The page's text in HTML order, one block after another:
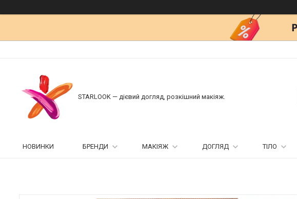
STARLOOK — дієвий догляд, розкішний макіяж.
НОВИНКИ БРЕНДИ МАКІЯЖ ДОГЛЯД ТІЛО